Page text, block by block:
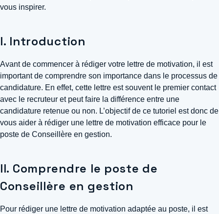
vous inspirer.
I. Introduction
Avant de commencer à rédiger votre lettre de motivation, il est
important de comprendre son importance dans le processus de
candidature. En effet, cette lettre est souvent le premier contact
avec le recruteur et peut faire la différence entre une
candidature retenue ou non. L’objectif de ce tutoriel est donc de
vous aider à rédiger une lettre de motivation efficace pour le
poste de Conseillère en gestion.
II. Comprendre le poste de
Conseillère en gestion
Pour rédiger une lettre de motivation adaptée au poste, il est